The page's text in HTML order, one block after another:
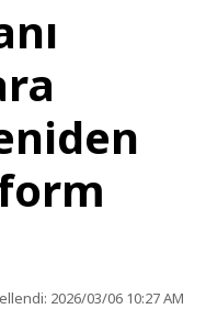
2026/03/06 10:27 AM